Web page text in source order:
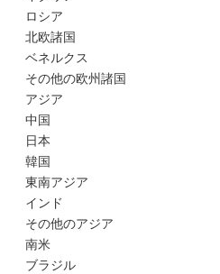
ロシア
北欧諸国
ベネルクス
その他の欧州諸国
アジア
中国
日本
韓国
東南アジア
インド
その他のアジア
南米
ブラジル